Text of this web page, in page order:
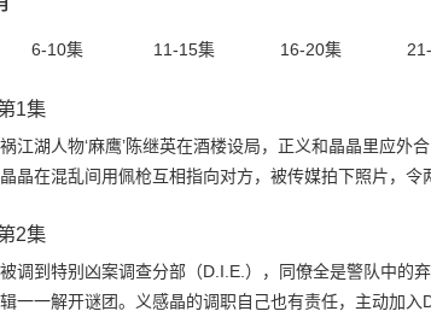
6-10集 11-15集 16-20集
1集
江湖人物‘麻鹰’陈继英在酒楼设局，正义和晶晶里应
晶在混乱间用佩枪互相指向对方，被传媒拍下照片，
2集
调到特别凶案调查分部（D.I.E.），同僚全是警队中的
一一解开谜团。义感晶的调职自己也有责任，主动加